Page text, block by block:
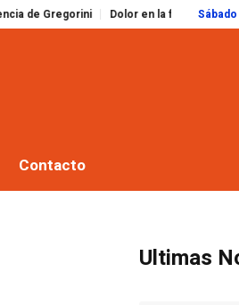
Dolor en la familia Messi: murió Jorge,
Contacto
Ultimas